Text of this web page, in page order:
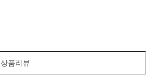
상품리뷰